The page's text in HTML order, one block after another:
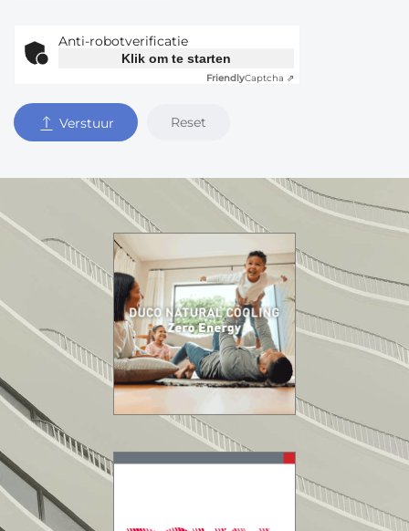
Anti-robotverificatie
Klik om te starten
FriendlyCaptcha ⇗
Verstuur Reset